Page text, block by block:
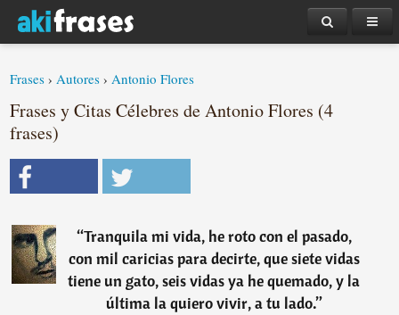
Frases ›Autores ›Antonio Flores
Frases y Citas Célebres de Antonio Flores (4
frases)
“Tranquila mi vida, he roto con el pasado,
con mil caricias para decirte, que siete vidas
tiene un gato, seis vidas ya he quemado, y la
última la quiero vivir, a tu lado.”